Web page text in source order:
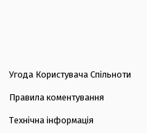
Угода Користувача Спільноти
Правила коментування
Технічна інформація